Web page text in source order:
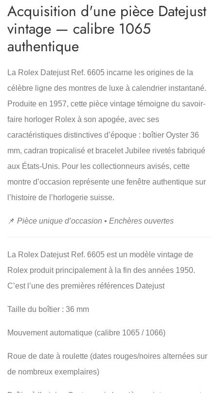
Acquisition d'une pièce Datejust
vintage — calibre 1065
authentique
La Rolex Datejust Ref. 6605 incarne les origines de la
célèbre ligne des montres de luxe à calendrier instantané.
Produite en 1957, cette pièce vintage témoigne du savoir-
faire horloger Rolex à son apogée, avec ses
caractéristiques distinctives d’époque : boîtier Oyster 36
mm, cadran tropicalisé et bracelet Jubilee rivetés fabriqué
aux États-Unis. Pour les collectionneurs avisés, cette
montre d’occasion représente une fenêtre authentique sur
l’histoire de l’horlogerie suisse.
📌 Pièce unique d’occasion • Enchères ouvertes
La Rolex Datejust Ref. 6605 est un modèle vintage de
Rolex produit principalement à la fin des années 1950.
C’est l’une des premières références Datejust
Taille du boîtier : 36 mm
Mouvement automatique (calibre 1065 / 1066)
Roue de date à roulette (dates rouges/noires alternées sur
de nombreux exemplaires)